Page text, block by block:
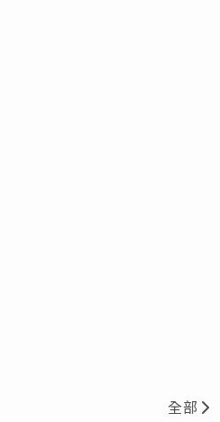
全部